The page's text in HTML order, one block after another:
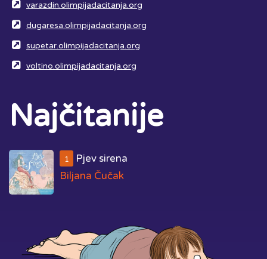
varazdin.olimpijadacitanja.org
dugaresa.olimpijadacitanja.org
supetar.olimpijadacitanja.org
voltino.olimpijadacitanja.org
Najčitanije
1
Pjev sirena
Biljana Čučak